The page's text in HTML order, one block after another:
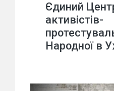
Єдиний
активістів-
Народної в